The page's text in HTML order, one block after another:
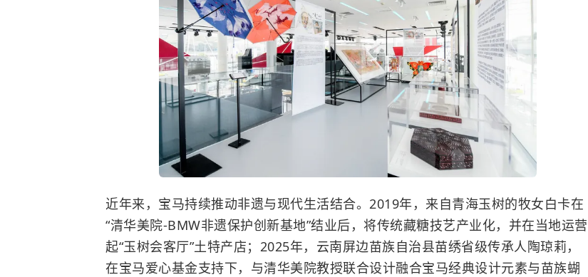
近年来，宝马持续推动非遗与现代生活结合。2019年，来自青海玉树的牧女白卡在
“清华美院-BMW非遗保护创新基地”结业后，将传统藏糖技艺产业化，并在当地运营
起“玉树会客厅”土特产店；2025年，云南屏边苗族自治县苗绣省级传承人陶琼莉，
在宝马爱心基金支持下，与清华美院教授联合设计融合宝马经典设计元素与苗族蝴